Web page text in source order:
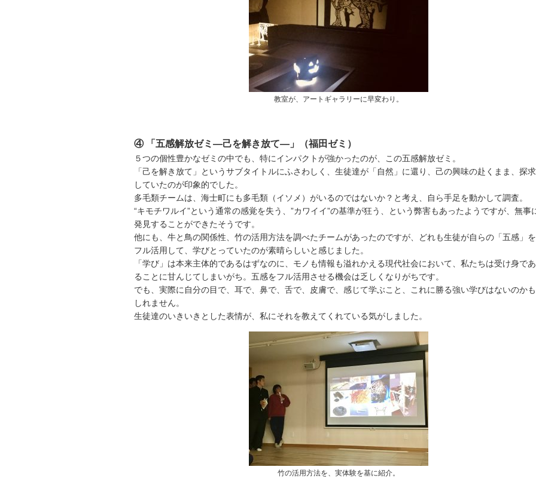
教室が、アートギャラリーに早変わり。
④ 「五感解放ゼミ—己を解き放て—」（福田ゼミ）
５つの個性豊かなゼミの中でも、特にインパクトが強かったのが、この五感解放ゼミ。
「己を解き放て」というサブタイトルにふさわしく、生徒達が「自然」に還り、己の興味の赴くまま、探求
していたのが印象的でした。
多毛類チームは、海士町にも多毛類（イソメ）がいるのではないか？と考え、自ら手足を動かして調査。
“キモチワルイ”という通常の感覚を失う、”カワイイ”の基準が狂う、という弊害もあったようですが、無事
発見することができたそうです。
他にも、牛と鳥の関係性、竹の活用方法を調べたチームがあったのですが、どれも生徒が自らの「五感」を
フル活用して、学びとっていたのが素晴らしいと感じました。
「学び」は本来主体的であるはずなのに、モノも情報も溢れかえる現代社会において、私たちは受け身であ
ることに甘んじてしまいがち。五感をフル活用させる機会は乏しくなりがちです。
でも、実際に自分の目で、耳で、鼻で、舌で、皮膚で、感じて学ぶこと、これに勝る強い学びはないのかも
しれません。
生徒達のいきいきとした表情が、私にそれを教えてくれている気がしました。
竹の活用方法を、実体験を基に紹介。